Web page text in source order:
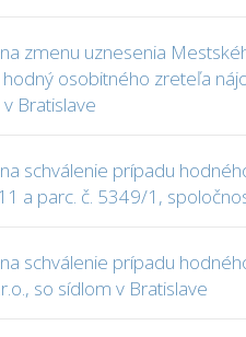
zmenu uznesenia
osobitného zreteľa
Bratislave
schválenie prípadu
a parc. č. 5349/1,
schválenie prípadu
so sídlom v Bratislave